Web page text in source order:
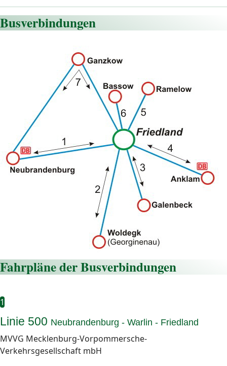
Busverbindungen
Fahrpläne der Busverbindungen
1
Linie 500 Neubrandenburg - Warlin - Friedland
MVVG Mecklenburg-Vorpommersche-
Verkehrsgesellschaft mbH